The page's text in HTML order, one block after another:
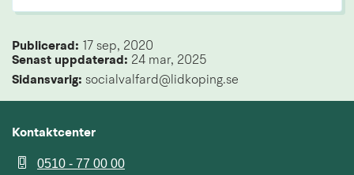
Publicerad:
17 sep, 2020
Senast uppdaterad: 24 mar, 2025
Sidansvarig: socialvalfard@lidkoping.se
Kontaktcenter
0510 - 77 00 00